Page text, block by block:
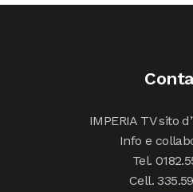
IMPERIA TV sito
Info e
Tel.
Cell.